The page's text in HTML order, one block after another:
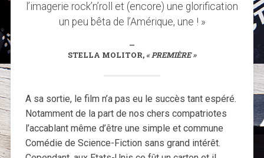
l’imagerie rock’n’roll et (encore) une glorification
un peu bêta de l’Amérique, une ! »
STELLA MOLITOR, « PREMIÈRE »
A sa sortie, le film n’a pas eu le succès tant espéré.
Notamment de la part de nos chers compatriotes
l’accablant même d’être une simple et commune
Comédie de Science-Fiction sans grand intérêt.